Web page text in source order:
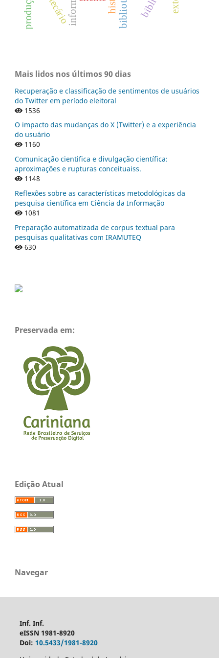
Mais lidos nos últimos 90 dias
Recuperação e classificação de sentimentos de usuários
do Twitter em período eleitoral
1536
O impacto das mudanças do X (Twitter) e a experiência
do usuário
1160
Comunicação cientifica e divulgação científica:
aproximações e rupturas conceituaiss.
1148
Reflexões sobre as características metodológicas da
pesquisa científica em Ciência da Informação
1081
Preparação automatizada de corpus textual para
pesquisas qualitativas com IRAMUTEQ
630
Preservada em:
Edição Atual
Navegar
Inf. Inf.
eISSN 1981-8920
Doi: 10.5433/1981-8920